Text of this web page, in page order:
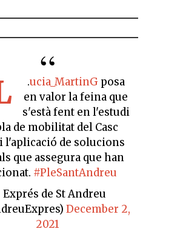
.ucia_MartinG posa
en valor la feina que
s'està fent en l'estudi
de mobilitat del Casc
l'aplicació de solucions
que assegura que han
#PleSantAndreu
de St Andreu
December 2,
2021